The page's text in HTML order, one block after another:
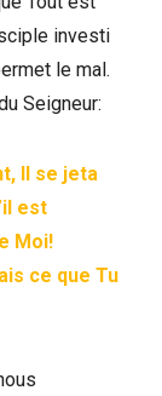
investi
le mal.
Seigneur:
Il se jeta
est
Moi!
ce que Tu